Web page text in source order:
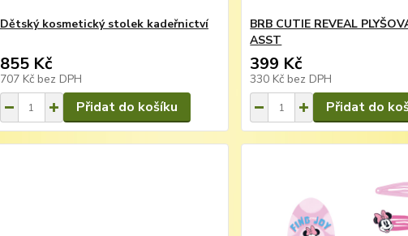
Dětský kosmetický stolek kadeřnictví
855 Kč
707 Kč bez DPH
Přidat do košíku
BRB CUTIE REVEAL
ASST
399 Kč
330 Kč bez DPH
Přidat do